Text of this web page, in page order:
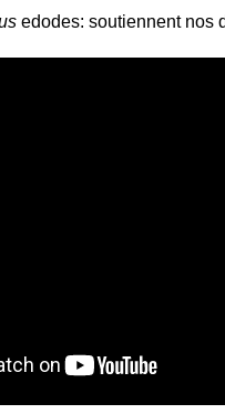
edodes: soutiennent nos